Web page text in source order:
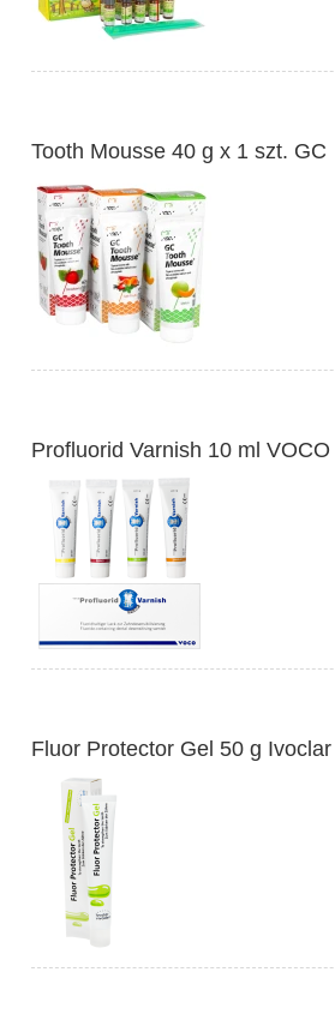
Tooth Mousse 40 g x 1 szt. GC
Profluorid Varnish 10 ml VOCO
Fluor Protector Gel 50 g